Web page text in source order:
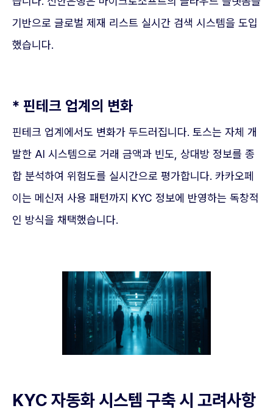
기반으로 글로벌 제재 리스트 실시간 검색 시스템을 도입
했습니다.
* 핀테크 업계의 변화
핀테크 업계에서도 변화가 두드러집니다. 토스는 자체 개
발한 AI 시스템으로 거래 금액과 빈도, 상대방 정보를 종
합 분석하여 위험도를 실시간으로 평가합니다. 카카오페
이는 메신저 사용 패턴까지 KYC 정보에 반영하는 독창적
인 방식을 채택했습니다.
KYC 자동화 시스템 구축 시 고려사항